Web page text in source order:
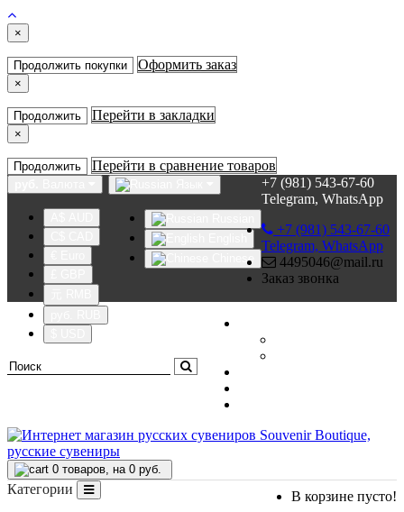
×
Продолжить покупки Оформить заказ
×
Продолжить Перейти в закладки
×
Продолжить Перейти в сравнение товаров
Chinese
+7 (981) 543-67-60
Telegram, WhatsApp
+7 (981) 543-67-60
Telegram, WhatsApp
4495046@mail.ru
Заказ звонка
0 товаров, на 0 руб.
В корзине пусто!
Категории